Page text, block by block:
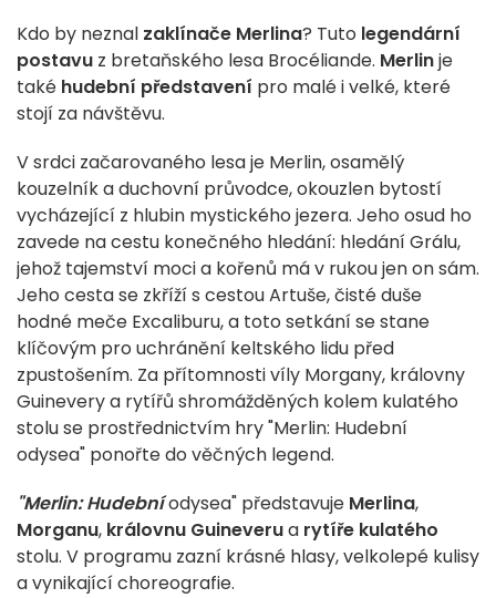
Kdo by neznal zaklínače Merlina? Tuto legendární
postavu z bretaňského lesa Brocéliande. Merlinje
také hudební představení pro malé i velké, které
stojí za návštěvu.
V srdci začarovaného lesa je Merlin, osamělý
kouzelník a duchovní průvodce, okouzlen bytostí
vycházející z hlubin mystického jezera. Jeho osud ho
zavede na cestu konečného hledání: hledání Grálu,
jehož tajemství moci a kořenů má v rukou jen on sám.
Jeho cesta se zkříží s cestou Artuše, čisté duše
hodné meče Excaliburu, a toto setkání se stane
klíčovým pro uchránění keltského lidu před
zpustošením. Za přítomnosti víly Morgany, královny
Guinevery a rytířů shromážděných kolem kulatého
stolu se prostřednictvím hry "Merlin: Hudební
odysea" ponořte do věčných legend.
"Merlin: Hudebníodysea" představuje Merlina,
Morganu, královnu Guineverua rytíře kulatého
stolu. V programu zazní krásné hlasy, velkolepé kulisy
a vynikající choreografie.